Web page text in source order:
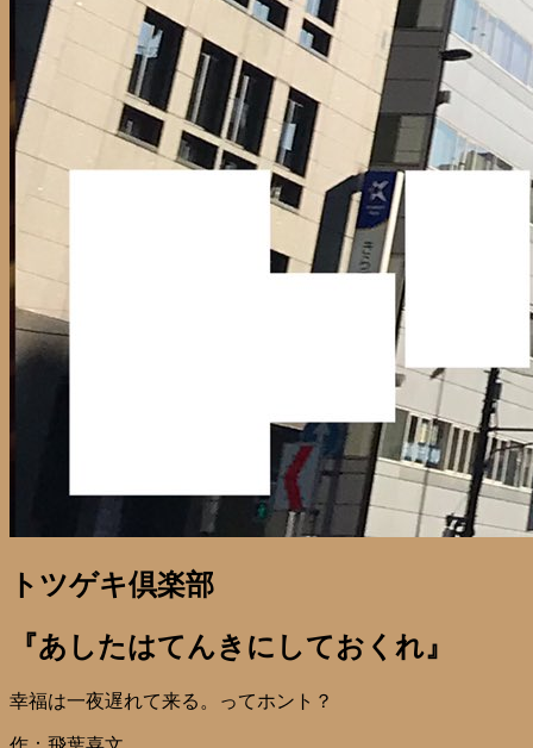
トツゲキ倶楽部
『あしたはてんきにしておくれ』
幸福は一夜遅れて来る。ってホント？